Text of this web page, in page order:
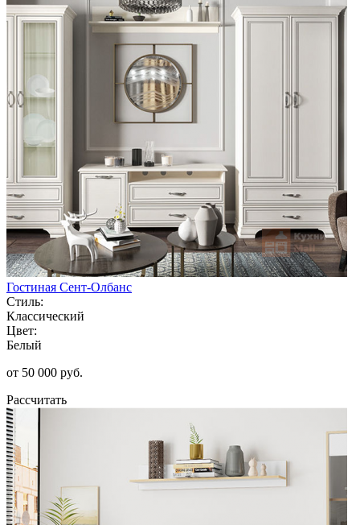
Гостиная Сент-Олбанс
Стиль:
Классический
Цвет:
Белый
от 50 000 руб.
Рассчитать